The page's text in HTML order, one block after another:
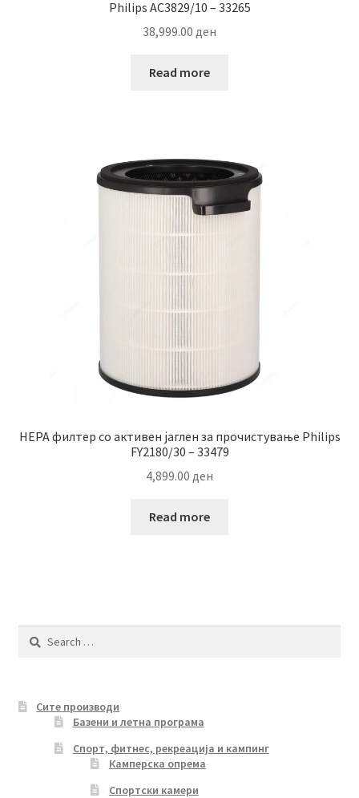
Philips AC3829/10 – 33265
38,999.00 ден
Read more
HEPA филтер со активен јаглен за прочистување Philips
FY2180/30 – 33479
4,899.00 ден
Read more
Search
Сите производи
Базени и летна програма
Спорт, фитнес, рекреација и кампинг
Камперска опрема
Спортски камери